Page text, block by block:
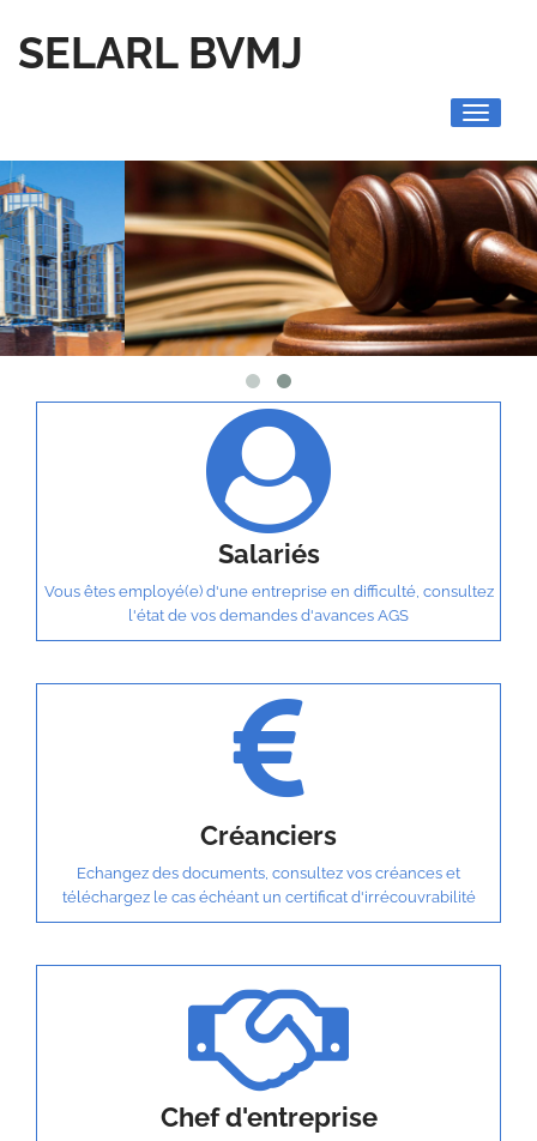
SELARL BVMJ
Toggle
Salariés
Vous êtes employé(e) d'une entreprise en difficulté, consultez
l'état de vos demandes d'avances AGS
Créanciers
Echangez des documents, consultez vos créances et
téléchargez le cas échéant un certificat d'irrécouvrabilité
Chef d'entreprise